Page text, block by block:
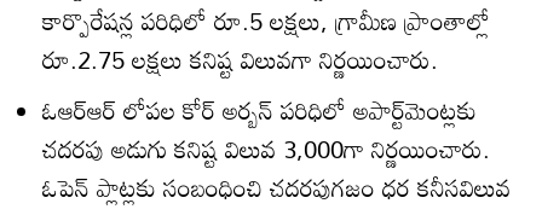
కార్పొరేషన్ల పరిధిలో రూ.5 లక్షలు, గ్రామీణ ప్రాంతాల్లో
రూ.2.75 లక్షలు కనిష్ట విలువగా నిర్ణయించారు.
ఓఆర్‌ఆర్‌ లోపల కోర్‌ అర్బన్‌ పరిధిలో అపార్ట్‌మెంట్లకు
చదరపు అడుగు కనిష్ట విలువ 3,000గా నిర్ణయించారు.
ఓపెన్‌ ప్లాట్లకు సంబంధించి చదరపుగజం ధర కనీసవిలువ